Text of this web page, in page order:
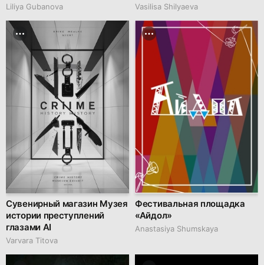
Liliya Gubanova Vasilisa Shilyaeva
Сувенирный магазин Музея
истории преступлений
глазами AI
Varvara Titova
Фестивальная площадка
«Айдол»
Anastasiya Shumskaya